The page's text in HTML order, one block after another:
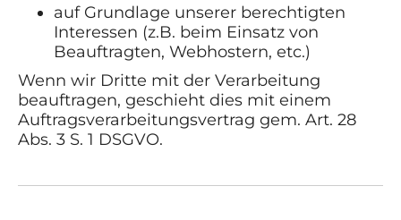
auf Grundlage unserer berechtigten
Interessen (z.B. beim Einsatz von
Beauftragten, Webhostern, etc.)
Wenn wir Dritte mit der Verarbeitung
beauftragen, geschieht dies mit einem
Auftragsverarbeitungsvertrag gem. Art. 28
Abs. 3 S. 1 DSGVO.